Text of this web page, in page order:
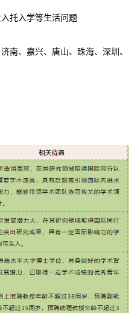
托入学等生活问题
、嘉兴、唐山、珠海、深圳、